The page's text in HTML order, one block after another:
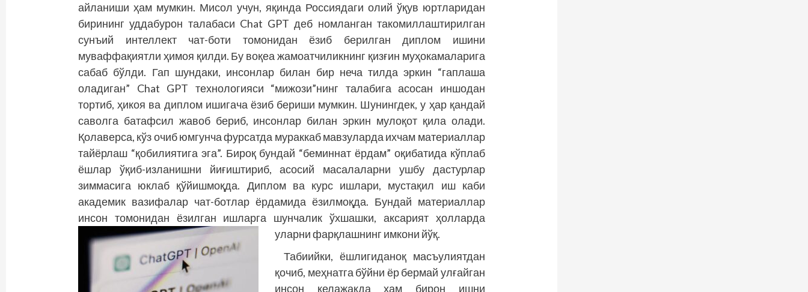
айланиши ҳам мумкин. Мисол учун, яқинда Россиядаги олий ўқув юртларидан
бирининг уддабурон талабаси Chat GPT деб номланган такомиллаштирилган
сунъий интеллект чат-боти томонидан ёзиб берилган диплом ишини
муваффақиятли ҳимоя қилди. Бу воқеа жамоатчиликнинг қизғин муҳокамаларига
сабаб бўлди. Гап шундаки, инсонлар билан бир неча тилда эркин “гаплаша
оладиган” Chat GPT технологияси “мижози”нинг талабига асосан иншодан
тортиб, ҳикоя ва диплом ишигача ёзиб бериши мумкин. Шунингдек, у ҳар қандай
саволга батафсил жавоб бериб, инсонлар билан эркин мулоқот қила олади.
Қолаверса, кўз очиб юмгунча фурсатда мураккаб мавзуларда ихчам материаллар
тайёрлаш “қобилиятига эга”. Бироқ бундай “беминнат ёрдам” оқибатида кўп­лаб
ёшлар ўқиб-изланишни йиғиштириб, асосий масалаларни ушбу дас­турлар
зиммасига юклаб қўйишмоқда. Дип­лом ва курс ишлари, мустақил иш каби
академик вазифалар чат-ботлар ёрдамида ёзилмоқда. Бундай материаллар
инсон томонидан ёзилган ишларга шунчалик ўхшашки, аксарият ҳолларда
уларни фарқлашнинг имкони йўқ.
Табиийки, ёшлигиданоқ масъулиятдан
қочиб, меҳнатга бўйни ёр бермай улғайган
инсон келажакда ҳам бирон ишни